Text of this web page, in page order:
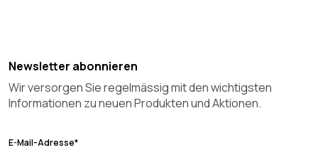
Newsletter abonnieren
Wir versorgen Sie regelmässig mit den wichtigsten
Informationen zu neuen Produkten und Aktionen.
E-Mail-Adresse*